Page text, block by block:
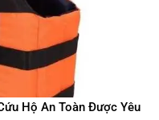
Hộ An Toàn Được Yêu